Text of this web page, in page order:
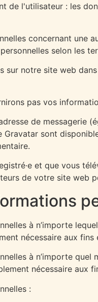
de l'utilisateur : les
concernant une
selon les
sur notre site web
pas vos
de messagerie
Gravatar sont
et que vous
de votre site
à n’importe
nécessaire aux
à n’importe
nécessaire aux
: